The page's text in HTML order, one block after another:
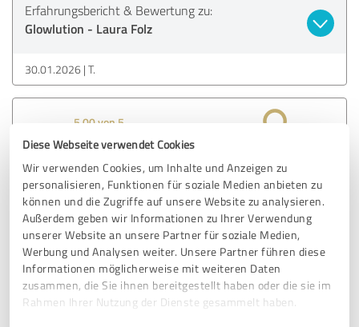
Diese Webseite verwendet Cookies
Wir verwenden Cookies, um Inhalte und Anzeigen zu
personalisieren, Funktionen für soziale Medien anbieten zu
können und die Zugriffe auf unsere Website zu analysieren.
Außerdem geben wir Informationen zu Ihrer Verwendung
unserer Website an unsere Partner für soziale Medien,
Werbung und Analysen weiter. Unsere Partner führen diese
Informationen möglicherweise mit weiteren Daten
zusammen, die Sie ihnen bereitgestellt haben oder die sie im
Rahmen Ihrer Nutzung der Dienste gesammelt haben.
Erfahrungsbericht & Bewertung zu:
Glowlution - Laura Folz
30.01.2026 T.
5,00 von 5
SEHR GUT Empfehlung
Ich empfehle es Aufjedenfall weiter, da ich mit so vielen
Problemen zu ihr gekommen bin. (Müdigkeit,
unregelmäßiger Zyklus, Darmproblemen, Unruhe
Zustände) Und ich nach und nach eine Besserung
empfunden habe.
Die ständige Betreuung ist sehr wichtig bei diesem
Programm, da man sich nicht alleine fühlt und jemanden